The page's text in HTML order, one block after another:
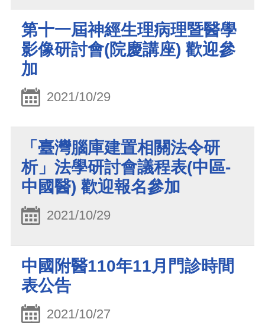
第十一屆神經生理病理暨醫學
影像研討會(院慶講座) 歡迎參
加
2021/10/29
「臺灣腦庫建置相關法令研
析」法學研討會議程表(中區-
中國醫) 歡迎報名參加
2021/10/29
中國附醫110年11月門診時間
表公告
2021/10/27